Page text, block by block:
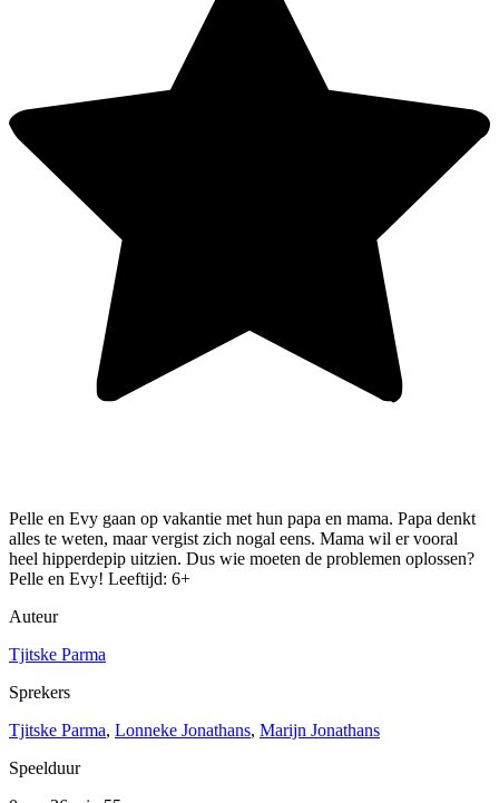
Pelle en Evy gaan op vakantie met hun papa en mama. Papa denkt
alles te weten, maar vergist zich nogal eens. Mama wil er vooral
heel hipperdepip uitzien. Dus wie moeten de problemen oplossen?
Pelle en Evy! Leeftijd: 6+
Auteur
Tjitske Parma
Sprekers
Tjitske Parma, Lonneke Jonathans, Marijn Jonathans
Speelduur